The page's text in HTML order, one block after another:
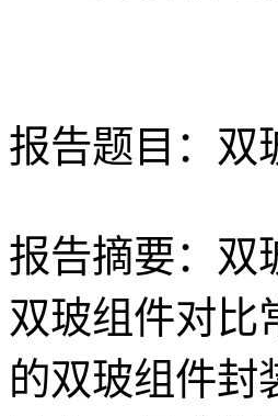
报告题目：双
报告摘要：双
双玻组件对比
的双玻组件封